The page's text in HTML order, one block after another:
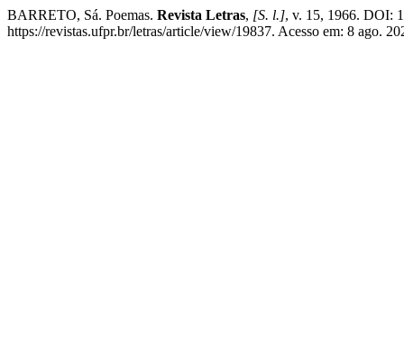
BARRETO, Sá. Poemas. Revista Letras, [S. l.], v. 15, 1966. DOI:
https://revistas.ufpr.br/letras/article/view/19837. Acesso em: 8 ago.